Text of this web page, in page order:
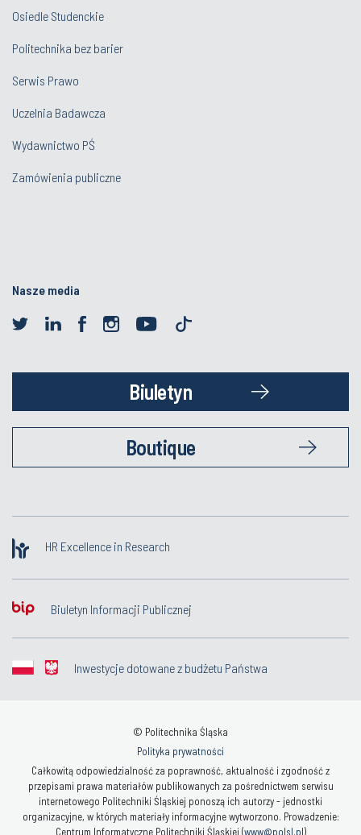
Osiedle Studenckie
Politechnika bez barier
Serwis Prawo
Uczelnia Badawcza
Wydawnictwo PŚ
Zamówienia publiczne
Nasze media
Biuletyn
Boutique
HR Excellence in Research
Biuletyn Informacji Publicznej
Inwestycje dotowane z budżetu Państwa
© Politechnika Śląska
Polityka prywatności
Całkowitą odpowiedzialność za poprawność, aktualność i zgodność z
przepisami prawa materiałów publikowanych za pośrednictwem serwisu
internetowego Politechniki Śląskiej ponoszą ich autorzy - jednostki
organizacyjne, w których materiały informacyjne wytworzono. Prowadzenie:
Centrum Informatyczne Politechniki Śląskiej (www@polsl.pl)